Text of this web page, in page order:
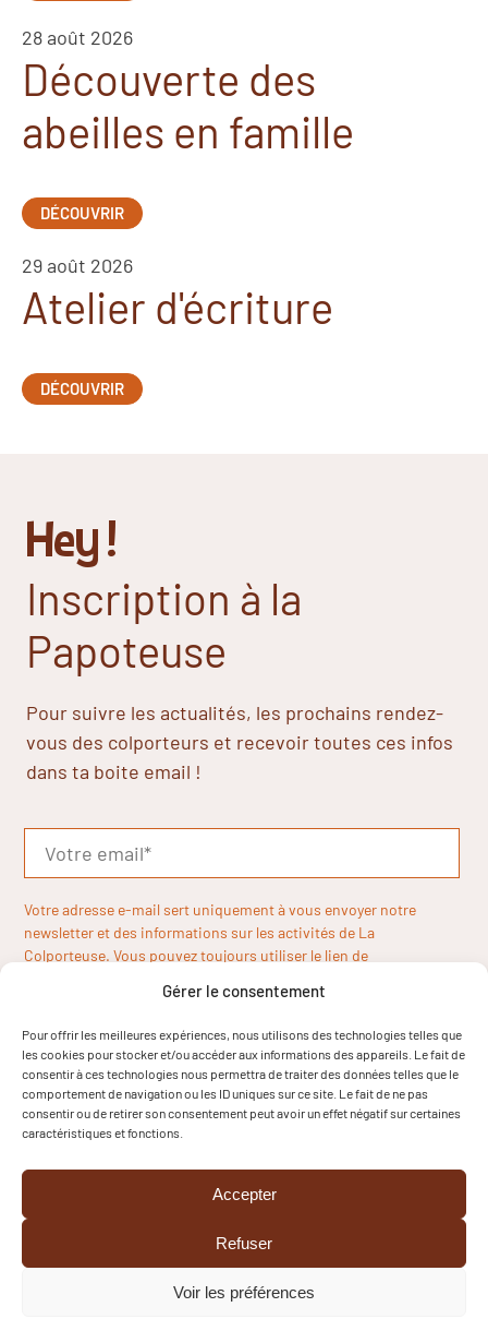
Gérer le consentement
Pour offrir les meilleures expériences, nous utilisons des technologies telles que
les cookies pour stocker et/ou accéder aux informations des appareils. Le fait de
consentir à ces technologies nous permettra de traiter des données telles que le
comportement de navigation ou les ID uniques sur ce site. Le fait de ne pas
consentir ou de retirer son consentement peut avoir un effet négatif sur certaines
caractéristiques et fonctions.
Accepter
Refuser
Voir les préférences
28 août 2026
Découverte des
abeilles en famille
DÉCOUVRIR
29 août 2026
Atelier d'écriture
DÉCOUVRIR
Hey !
Inscription à la
Papoteuse
Pour suivre les actualités, les prochains rendez-
vous des colporteurs et recevoir toutes ces infos
dans ta boite email !
Votre adresse e-mail sert uniquement à vous envoyer notre
newsletter et des informations sur les activités de La
Colporteuse. Vous pouvez toujours utiliser le lien de